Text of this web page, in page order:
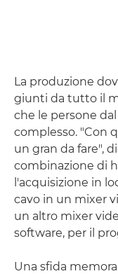
La produzione
giunti da tutto il
che le persone
complesso. "Con
un gran da fare",
combinazione di
l'acquisizione in
cavo in un mixer
un altro mixer
software, per il
Una sfida